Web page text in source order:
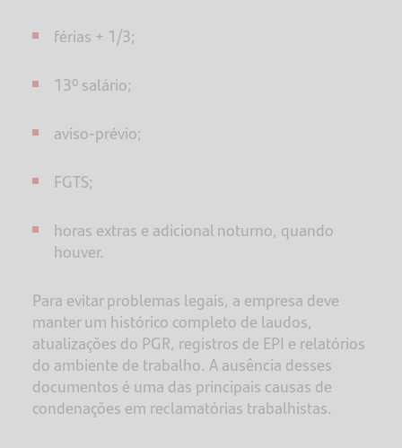
férias + 1/3;
13º salário;
aviso-prévio;
FGTS;
horas extras e adicional noturno, quando
houver.
Para evitar problemas legais, a empresa deve
manter um histórico completo de laudos,
atualizações do PGR, registros de EPI e relatórios
do ambiente de trabalho. A ausência desses
documentos é uma das principais causas de
condenações em reclamatórias trabalhistas.